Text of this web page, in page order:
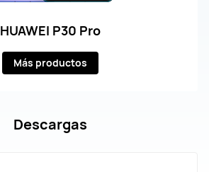
HUAWEI P30 Pro
Más productos
Descargas